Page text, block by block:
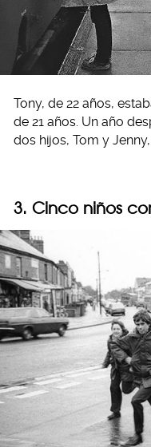
Tony, de 22 años,
de 21 años. Un año
dos hijos, Tom y
3. Cinco niños